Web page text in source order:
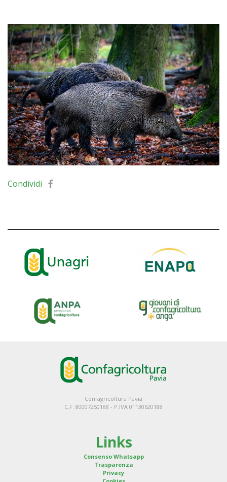
Condividi
Confagricoltura Pavia
C.F. 80007250188 - P.IVA 01130620188
Links
Consenso Whatsapp
Trasparenza
Privacy